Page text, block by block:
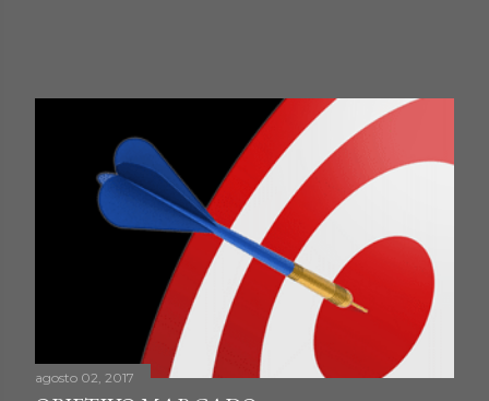
agosto 02, 2017